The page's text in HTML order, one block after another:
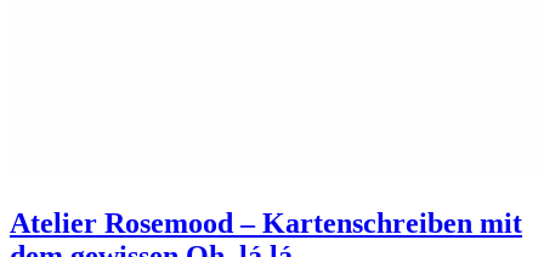
Atelier Rosemood – Kartenschreiben mit